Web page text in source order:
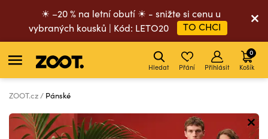
☀ –20 % na letní obutí ☀ - snižte si cenu u
vybraných kousků | Kód: LETO20
TO CHCI
Hledat Přání Přihlásit Košík
0
ZOOT.cz Pánské